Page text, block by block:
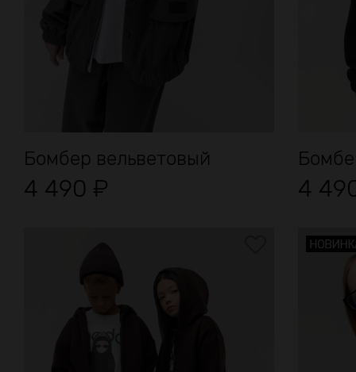
Бомбер вельветовый
4 490 ₽ 4